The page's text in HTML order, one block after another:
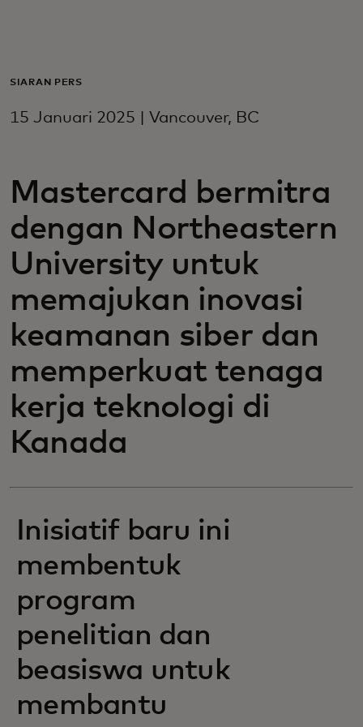
Untuk bisnis
Untuk inovator
Berita dan tren
SIARAN PERS
15 Januari 2025 | Vancouver, BC
Mastercard bermitra
dengan Northeastern
University untuk
memajukan inovasi
keamanan siber dan
memperkuat tenaga
kerja teknologi di
Kanada
Inisiatif baru ini
membentuk
program
penelitian dan
beasiswa untuk
membantu